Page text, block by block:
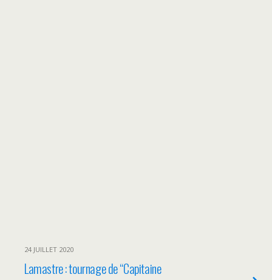
24 JUILLET 2020
Lamastre : tournage de “Capitaine